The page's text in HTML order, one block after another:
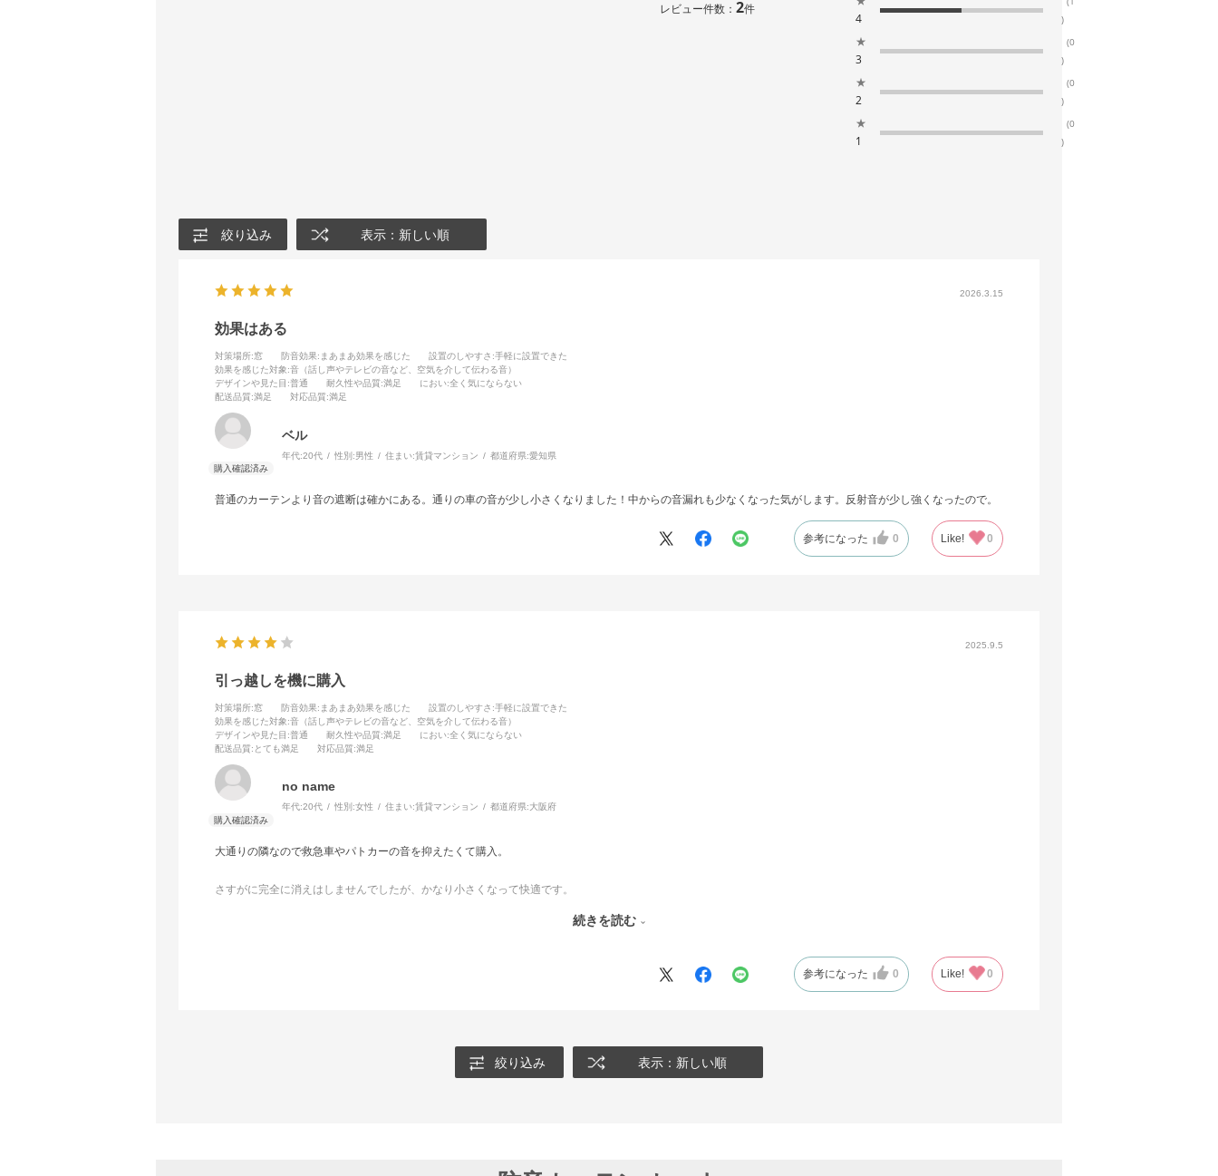
レビュー件数： 2件
4
)
★
3
(0
)
★
2
(0
)
★
1
(0
)
絞り込み 表示：新しい順
2026.3.15
効果はある
対策場所:窓 防音効果:まあまあ効果を感じた 設置のしやすさ :手軽に設置できた
効果を感じた対象:音（話し声やテレビの音など、空気を介して伝わる音）
デザインや見た目 :普通 耐久性や品質:満足 におい:全く気にならない
配送品質:満足 対応品質:満足
ベル
年代:20代 性別:男性 住まい:賃貸マンション 都道府県:愛知県
普通のカーテンより音の遮断は確かにある。通りの車の音が少し小さくなりました！中からの音漏れも少なくなった気がします。反射音が少し強くなったので。
参考になった 0 Like! 0
2025.9.5
引っ越しを機に購入
対策場所:窓 防音効果:まあまあ効果を感じた 設置のしやすさ :手軽に設置できた
効果を感じた対象:音（話し声やテレビの音など、空気を介して伝わる音）
デザインや見た目 :普通 耐久性や品質:満足 におい:全く気にならない
配送品質:とても満足 対応品質:満足
no name
年代:20代 性別:女性 住まい:賃貸マンション 都道府県:大阪府
大通りの隣なので救急車やパトカーの音を抑えたくて購入。
さすがに完全に消えはしませんでしたが、かなり小さくなって快適です。
続きを読む
参考になった 0 Like! 0
絞り込み 表示：新しい順